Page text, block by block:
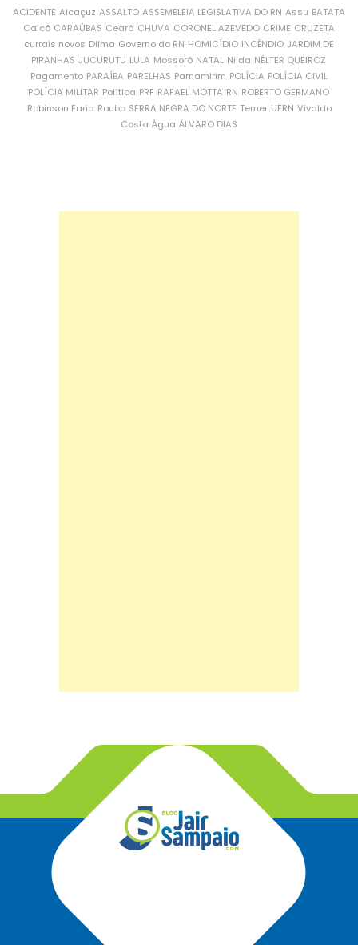
ACIDENTE Alcaçuz ASSALTO ASSEMBLEIA LEGISLATIVA DO RN Assu BATATA
Caicó CARAÚBAS Ceará CHUVA CORONEL AZEVEDO CRIME CRUZETA
currais novos Dilma Governo do RN HOMICÍDIO INCÊNDIO JARDIM DE
PIRANHAS JUCURUTU LULA Mossoró NATAL Nilda NÉLTER QUEIROZ
Pagamento PARAÍBA PARELHAS Parnamirim POLÍCIA POLÍCIA CIVIL
POLÍCIA MILITAR Política PRF RAFAEL MOTTA RN ROBERTO GERMANO
Robinson Faria Roubo SERRA NEGRA DO NORTE Temer UFRN Vivaldo
Costa Água ÁLVARO DIAS